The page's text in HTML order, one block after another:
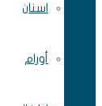
اسنان
أورام